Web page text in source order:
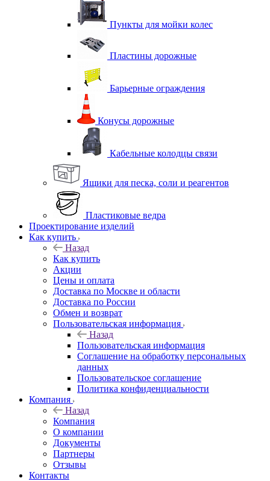
Пункты для мойки колес
Пластины дорожные
Барьерные ограждения
Конусы дорожные
Кабельные колодцы связи
Ящики для песка, соли и реагентов
Пластиковые ведра
Проектирование изделий
Как купить
Назад
Как купить
Акции
Цены и оплата
Доставка по Москве и области
Доставка по России
Обмен и возврат
Пользовательская информация
Назад
Пользовательская информация
Соглашение на обработку персональных
данных
Пользовательское соглашение
Политика конфиденциальности
Компания
Назад
Компания
О компании
Документы
Партнеры
Отзывы
Контакты